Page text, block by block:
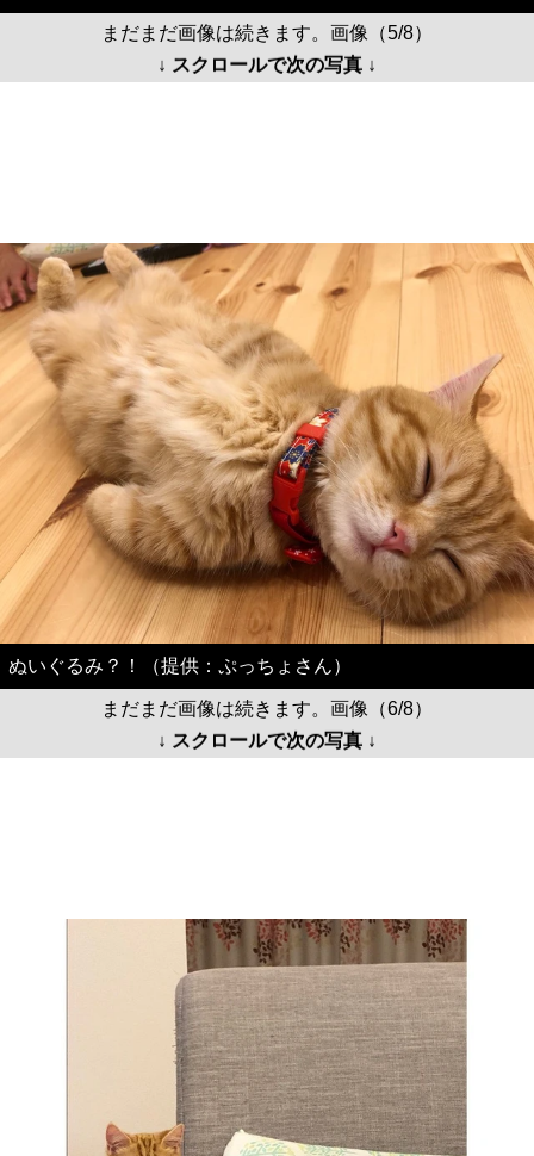
まだまだ画像は続きます。画像（5/8）
↓ スクロールで次の写真 ↓
ぬいぐるみ？！（提供：ぷっちょさん）
まだまだ画像は続きます。画像（6/8）
↓ スクロールで次の写真 ↓